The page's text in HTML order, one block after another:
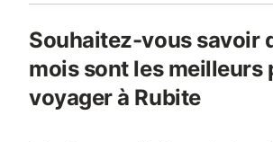
Souhaitez-vous savoir
mois sont les meilleurs
voyager à Rubite